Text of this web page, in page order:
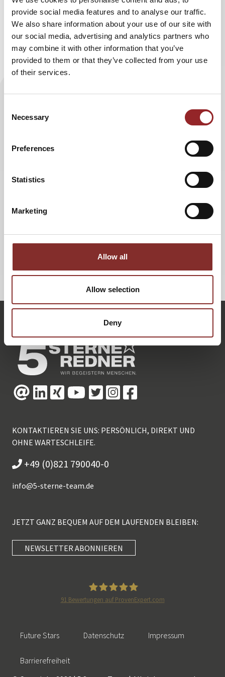
provide social media features and to analyse our traffic.
We also share information about your use of our site with
our social media, advertising and analytics partners who
may combine it with other information that you’ve
provided to them or that they’ve collected from your use
of their services.
Selection
Necessary
Preferences
Statistics
Marketing
Allow all
Allow selection
Deny
Außerdem gab der KI-Experte einen
spannenden und positiven Ausblick auf die
Frage: „Bleiben wir schlauer als die Roboter?
Der mehrfache Gedächtnisweltmeister, auch bekannt als
„Deutschlands Superhirn“, nimmt in seinem KI Vortrag die
humorvolle Art und Weise auf, wie viele Chancen die
Künstliche Intelligenz uns Menschen bietet: „Auch wir
Menschen können intelligenter werden, wenn wir von
Maschinen lernen oder die Erkenntnisse der Hirnforschung
auch zukünftig die Computer kontrollieren oder
Sein weitreichendes und spannendes Wissen aus der
Forschung am Donders Institut in Nijmegen/Niederlange
Vorträgen und in seinenBüchernweiter.
ZURÜCK
KONTAKTIEREN SIE UNS: PERSÖNLICH, DIREKT UND
OHNE WARTESCHLEIFE.
+49 (0)821 790040-0
info@5-sterne-team.de
JETZT GANZ BEQUEM AUF DEM LAUFENDEN BLEIBEN:
NEWSLETTER ABONNIEREN
91 Bewertungen auf ProvenExpert.com
Future Stars Datenschutz Impressum
Barrierefreiheit
SEHR GUT